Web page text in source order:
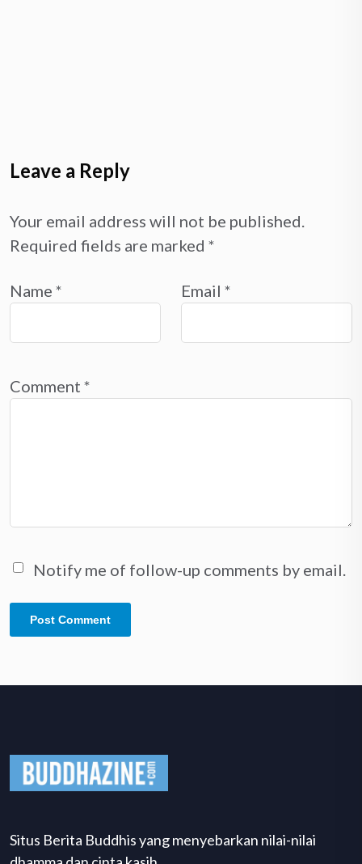
Leave a Reply
Your email address will not be published.
Required fields are marked *
Name * Email *
Comment *
Notify me of follow-up comments by email.
Situs Berita Buddhis yang menyebarkan nilai-nilai